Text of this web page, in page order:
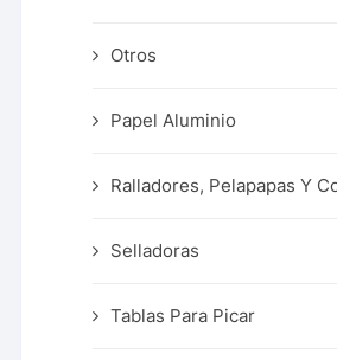
Otros
Papel Aluminio
Ralladores, Pelapapas Y
Selladoras
Tablas Para Picar